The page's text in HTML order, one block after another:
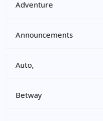
Adventure
Announcements
Auto,
Betway